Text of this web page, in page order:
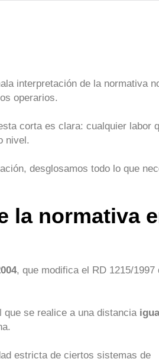
interpretación de la normativa
operarios.
corta es clara: cualquier labor
nivel.
desglosamos todo lo que
la normativa
, que modifica el RD 1215/1997
que se realice a una distancia
estricta de ciertos sistemas de